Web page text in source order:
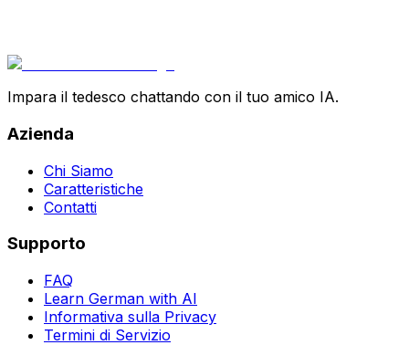
Impara il tedesco chattando con il tuo amico IA.
Azienda
Chi Siamo
Caratteristiche
Contatti
Supporto
FAQ
Learn German with AI
Informativa sulla Privacy
Termini di Servizio